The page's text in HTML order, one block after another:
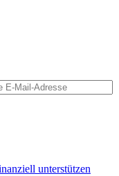
unterstützen